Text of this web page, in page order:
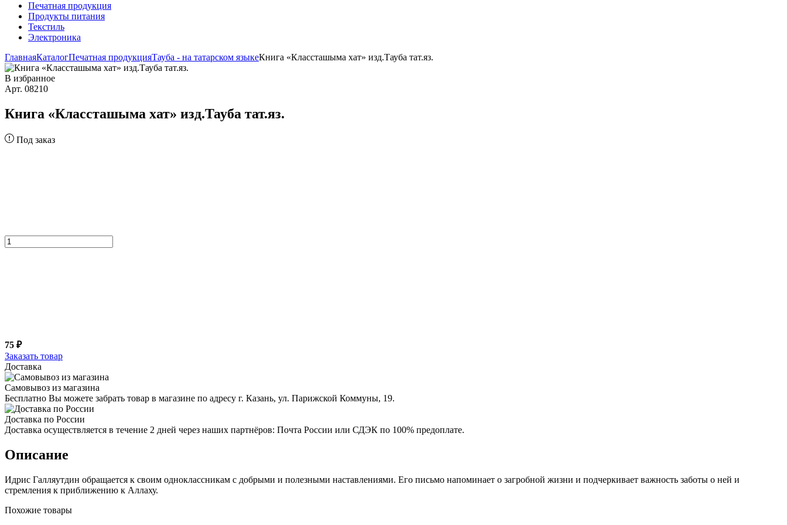
Печатная продукция
Продукты питания
Текстиль
Электроника
ГлавнаяКаталогПечатная продукцияТауба - на татарском языкеКнига «Классташыма хат» изд.Тауба тат.яз.
В избранное
Арт. 08210
Книга «Классташыма хат» изд.Тауба тат.яз.
Под заказ
75 ₽
Заказать товар
Доставка
Самовывоз из магазина
Бесплатно Вы можете забрать товар в магазине по адресу г. Казань, ул. Парижской Коммуны, 19.
Доставка по России
Доставка осуществляется в течение 2 дней через наших партнёров: Почта России или СДЭК по 100% предоплате.
Описание
Идрис Галляутдин обращается к своим одноклассникам с добрыми и полезными наставлениями. Его письмо напоминает о загробной жизни и подчеркивает важность заботы о ней и
стремления к приближению к Аллаху.
Похожие товары